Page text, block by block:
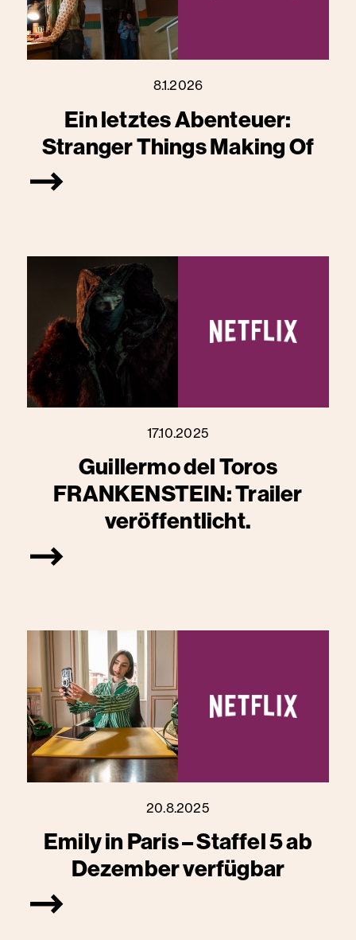
8.1.2026
Ein letztes Abenteuer:
Stranger Things Making Of
17.10.2025
Guillermo del Toros
FRANKENSTEIN: Trailer
veröffentlicht.
20.8.2025
Emily in Paris – Staffel 5 ab
Dezember verfügbar